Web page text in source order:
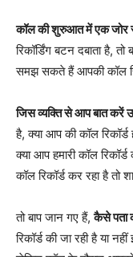
कॉल की शुरुआत में एक जोर से
रिकॉर्डिंग बटन दबाता है,
समझ सकते हैं आपकी कॉल
जिस व्यक्ति से आप बात करें
है, क्या आप की कॉल
क्या आप हमारी कॉल
कॉल रिकॉर्ड कर रहा है तो
तो बाप जान गए हैं,कैसे पता
रिकॉर्ड की जा रही है या